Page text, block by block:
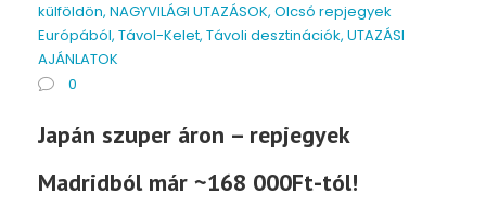
külföldön, NAGYVILÁGI UTAZÁSOK, Olcsó repjegyek
Európából, Távol-Kelet, Távoli desztinációk, UTAZÁSI
AJÁNLATOK
0
Japán szuper áron – repjegyek
Madridból már ~168 000Ft-tól!